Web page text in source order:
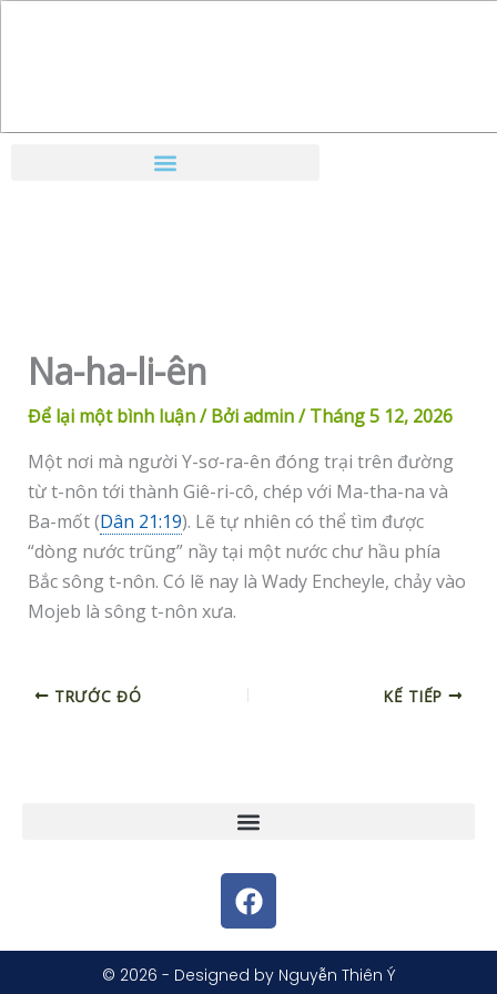
Na-ha-li-ên
Để lại một bình luận/ Bởiadmin/Tháng 5 12, 2026
Một nơi mà người Y-sơ-ra-ên đóng trại trên đường
từ t-nôn tới thành Giê-ri-cô, chép với Ma-tha-na và
Ba-mốt (Dân 21:19). Lẽ tự nhiên có thể tìm được
“dòng nước trũng” nầy tại một nước chư hầu phía
Bắc sông t-nôn. Có lẽ nay là Wady Encheyle, chảy vào
Mojeb là sông t-nôn xưa.
TRƯỚC ĐÓ KẾ TIẾP
F
a
c
e
© 2026 - Designed by Nguyễn Thiên Ý